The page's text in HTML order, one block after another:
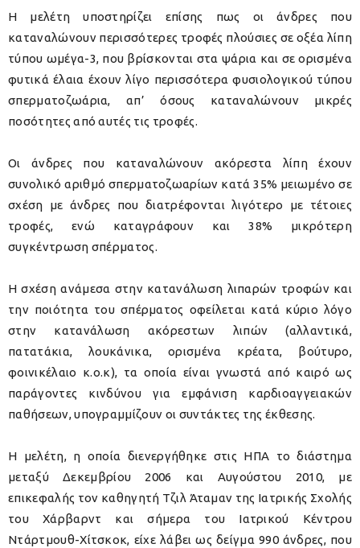
Η μελέτη υποστηρίζει επίσης πως οι άνδρες που
καταναλώνουν περισσότερες τροφές πλούσιες σε οξέα λίπη
τύπου ωμέγα-3, που βρίσκονται στα ψάρια και σε ορισμένα
φυτικά έλαια έχουν λίγο περισσότερα φυσιολογικού τύπου
σπερματοζωάρια, απ’ όσους καταναλώνουν μικρές
ποσότητες από αυτές τις τροφές.
Οι άνδρες που καταναλώνουν ακόρεστα λίπη έχουν
συνολικό αριθμό σπερματοζωαρίων κατά 35% μειωμένο σε
σχέση με άνδρες που διατρέφονται λιγότερο με τέτοιες
τροφές, ενώ καταγράφουν και 38% μικρότερη
συγκέντρωση σπέρματος.
Η σχέση ανάμεσα στην κατανάλωση λιπαρών τροφών και
την ποιότητα του σπέρματος οφείλεται κατά κύριο λόγο
στην κατανάλωση ακόρεστων λιπών (αλλαντικά,
πατατάκια, λουκάνικα, ορισμένα κρέατα, βούτυρο,
φοινικέλαιο κ.ο.κ), τα οποία είναι γνωστά από καιρό ως
παράγοντες κινδύνου για εμφάνιση καρδιοαγγειακών
παθήσεων, υπογραμμίζουν οι συντάκτες της έκθεσης.
Η μελέτη, η οποία διενεργήθηκε στις ΗΠΑ το διάστημα
μεταξύ Δεκεμβρίου 2006 και Αυγούστου 2010, με
επικεφαλής τον καθηγητή Τζιλ Άταμαν της Ιατρικής Σχολής
του Χάρβαρντ και σήμερα του Ιατρικού Κέντρου
Ντάρτμουθ-Χίτσκοκ, είχε λάβει ως δείγμα 990 άνδρες, που